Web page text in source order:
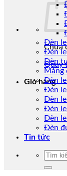
Chưa
Quay
Giỏ hàng
Đèn
Đèn
Đèn
Máng
Đèn
Đèn
Đèn
Đèn
Đèn
Đèn
Tin tức
Tìm